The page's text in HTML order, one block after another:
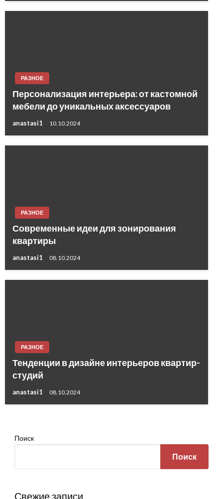
РАЗНОЕ
Персонализация интерьера: от кастомной
мебели до уникальных аксессуаров
anastasi1 10.10.2024
РАЗНОЕ
Современные идеи для зонирования
квартиры
anastasi1 08.10.2024
РАЗНОЕ
Тенденции в дизайне интерьеров квартир-
студий
anastasi1 08.10.2024
Поиск
Поиск
Свежие записи